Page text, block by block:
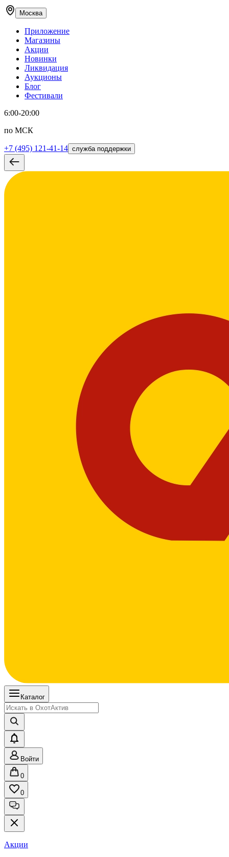
Москва
Приложение
Магазины
Акции
Новинки
Ликвидация
Аукционы
Блог
Фестивали
6:00-20:00
по МСК
+7 (495) 121-41-14 служба поддержки
Каталог
Войти
0
0
Акции